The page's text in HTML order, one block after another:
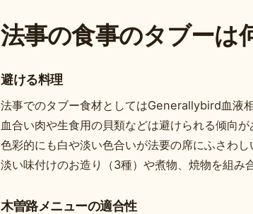
法事の食事のタブーは
避ける料理
法事でのタブー食材としてはGenerallybird血液
血合い肉や生食用の貝類などは避けられる倾向が
色彩的にも白や淡い色合いが法要の席にふさわ
淡い味付けのお造り（3種）や煮物、焼物を組み
木曽路メニューの適合性